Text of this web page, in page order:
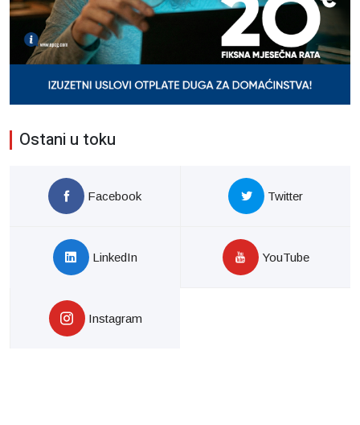
Ostani u toku
Facebook Twitter
LinkedIn YouTube
Instagram